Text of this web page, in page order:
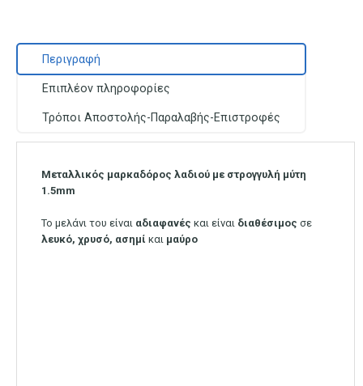
Περιγραφή
Επιπλέον πληροφορίες
Τρόποι Αποστολής-Παραλαβής-Επιστροφές
Μεταλλικός μαρκαδόρος λαδιού με στρογγυλή μύτη
1.5mm
Το μελάνι του είναι αδιαφανές και είναι διαθέσιμος σε
λευκό, χρυσό, ασημί και μαύρο